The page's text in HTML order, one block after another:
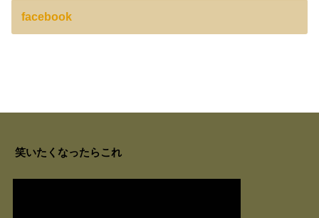
facebook
笑いたくなったらこれ